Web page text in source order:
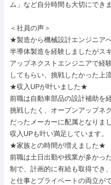
ム」など自分時間も大切にでき
＜社員の声＞
★製造から機械設計エンジニア
半導体製造を経験しましたがス
アップネクストエンジニアで経
してもらい、挑戦したかった上
★収入UPが叶いました★
前職は自動車部品の設計補助を
挑戦したく、オープンアップネ
だったメーカーに配属となりま
収入UPも叶い満足しています。
★家族との時間が増えました★
前職は土日出勤や残業が多かっ
制で、計画的に有給も取得でき
と仕事とプライベートの両立が